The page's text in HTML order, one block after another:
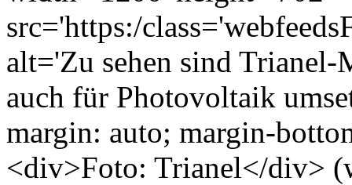
src='https:/
alt='Zu sehen sind
auch für Photovoltaik
margin: auto; margin-
<div>Foto: Trianel</div>